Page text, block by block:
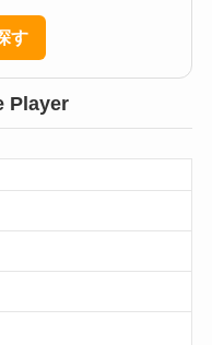
す
Player